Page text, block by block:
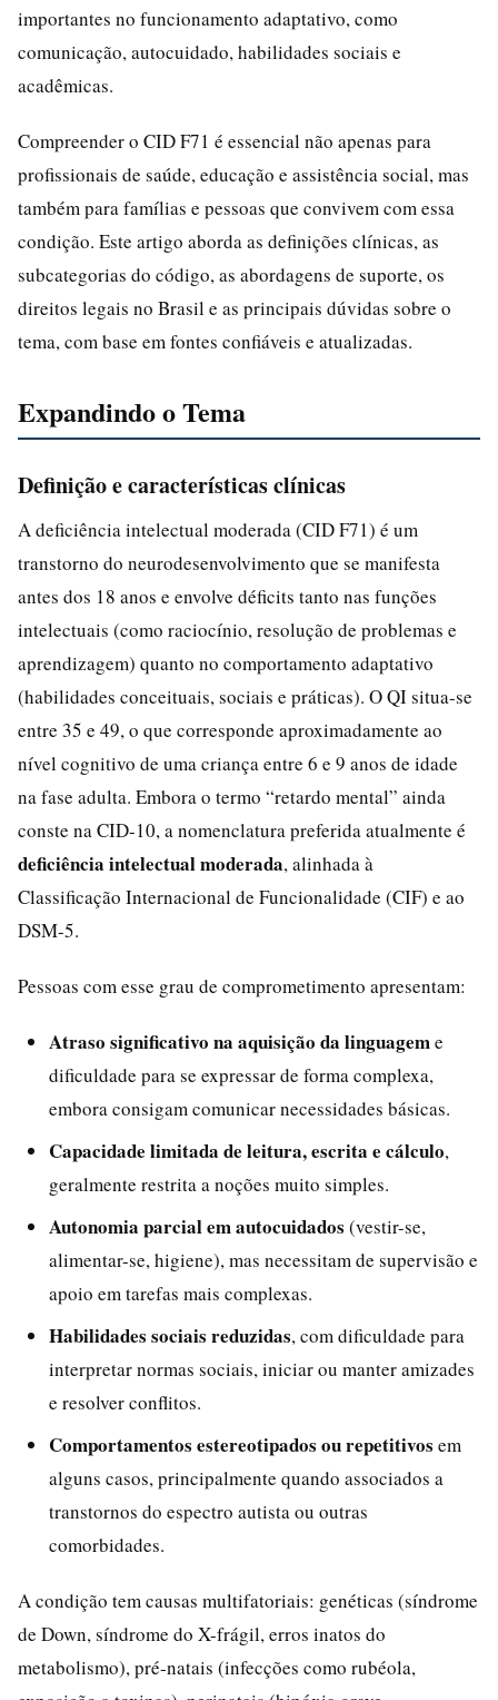
importantes no funcionamento adaptativo, como
comunicação, autocuidado, habilidades sociais e
acadêmicas.
Compreender o CID F71 é essencial não apenas para
profissionais de saúde, educação e assistência social, mas
também para famílias e pessoas que convivem com essa
condição. Este artigo aborda as definições clínicas, as
subcategorias do código, as abordagens de suporte, os
direitos legais no Brasil e as principais dúvidas sobre o
tema, com base em fontes confiáveis e atualizadas.
Expandindo o Tema
Definição e características clínicas
A deficiência intelectual moderada (CID F71) é um
transtorno do neurodesenvolvimento que se manifesta
antes dos 18 anos e envolve déficits tanto nas funções
intelectuais (como raciocínio, resolução de problemas e
aprendizagem) quanto no comportamento adaptativo
(habilidades conceituais, sociais e práticas). O QI situa-se
entre 35 e 49, o que corresponde aproximadamente ao
nível cognitivo de uma criança entre 6 e 9 anos de idade
na fase adulta. Embora o termo “retardo mental” ainda
conste na CID-10, a nomenclatura preferida atualmente é
deficiência intelectual moderada, alinhada à
Classificação Internacional de Funcionalidade (CIF) e ao
DSM-5.
Pessoas com esse grau de comprometimento apresentam:
Atraso significativo na aquisição da linguageme
dificuldade para se expressar de forma complexa,
embora consigam comunicar necessidades básicas.
Capacidade limitada de leitura, escrita e cálculo,
geralmente restrita a noções muito simples.
Autonomia parcial em autocuidados (vestir-se,
alimentar-se, higiene), mas necessitam de supervisão e
apoio em tarefas mais complexas.
Habilidades sociais reduzidas, com dificuldade para
interpretar normas sociais, iniciar ou manter amizades
e resolver conflitos.
Comportamentos estereotipados ou repetitivos em
alguns casos, principalmente quando associados a
transtornos do espectro autista ou outras
comorbidades.
A condição tem causas multifatoriais: genéticas (síndrome
de Down, síndrome do X-frágil, erros inatos do
metabolismo), pré-natais (infecções como rubéola,